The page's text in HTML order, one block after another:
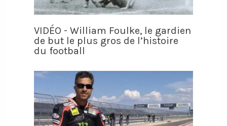
VIDÉO - William Foulke, le gardien
de but le plus gros de l’histoire
du football